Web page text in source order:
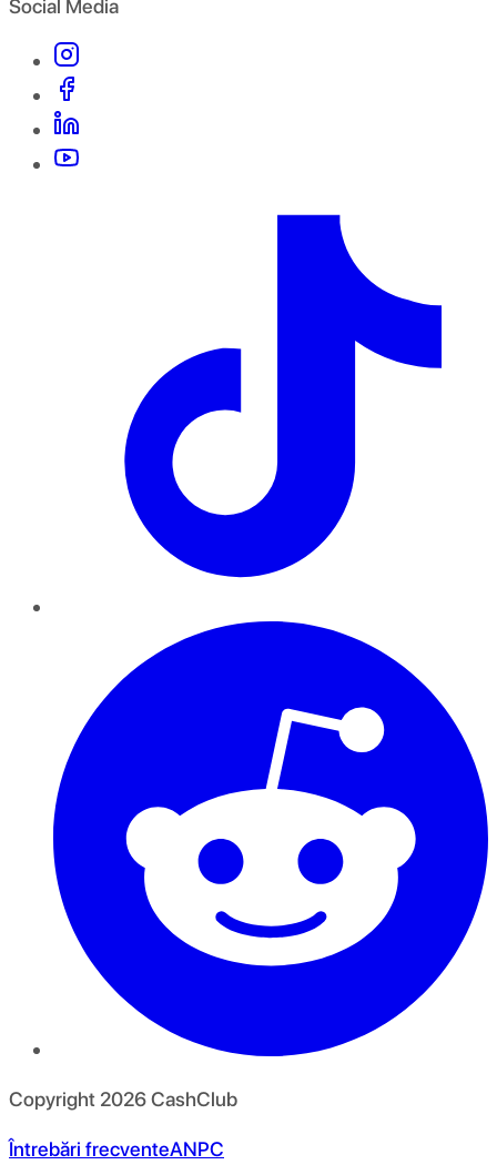
Social Media
Copyright 2026CashClub
Întrebări frecventeANPC